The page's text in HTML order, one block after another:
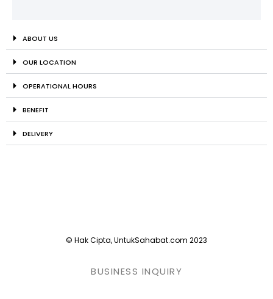
ABOUT US
OUR LOCATION
OPERATIONAL HOURS
BENEFIT
DELIVERY
© Hak Cipta, UntukSahabat.com 2023
BUSINESS INQUIRY